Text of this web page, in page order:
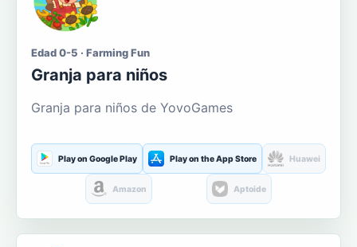
Edad 0-5 · Farming Fun
Granja para niños
Granja para niños de YovoGames
Play on Google Play Play on the App Store Huawei
Amazon Aptoide